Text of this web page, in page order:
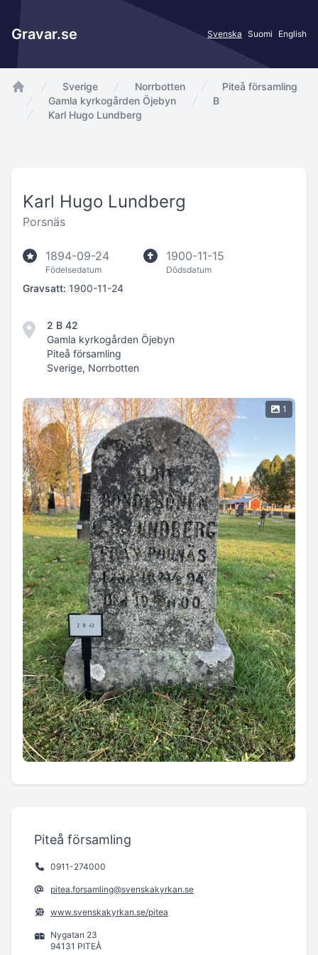
Gravar.se Svenska Suomi English
app.Start
Sverige Norrbotten
Piteå församling
Gamla kyrkogården Öjebyn
B
Karl Hugo Lundberg
Karl Hugo Lundberg
Porsnäs
1894-09-24
Födelsedatum
1900-11-15
Dödsdatum
Gravsatt: 1900-11-24
2 B 42
Gamla kyrkogården Öjebyn
Piteå församling
Sverige, Norrbotten
1
Piteå församling
0911-274000
pitea.forsamling@svenskakyrkan.se
www.svenskakyrkan.se/pitea
Nygatan 23
94131 PITEÅ